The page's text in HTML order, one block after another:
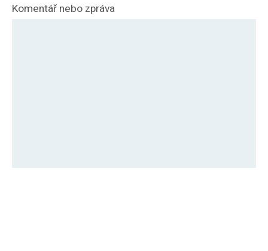
Komentář nebo zpráva